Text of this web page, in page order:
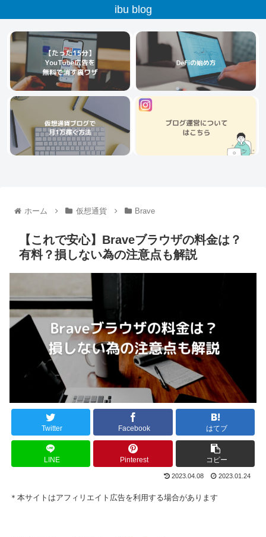
ibu blog
ホーム 仮想通貨 Brave
【これで安心】Braveブラウザの料金は？
有料？損しない為の注意点も解説
Twitter Facebook はてブ
LINE Pinterest コピー
2023.04.08 2023.01.24
＊本サイトはアフィリエイト広告を利用する場合があります